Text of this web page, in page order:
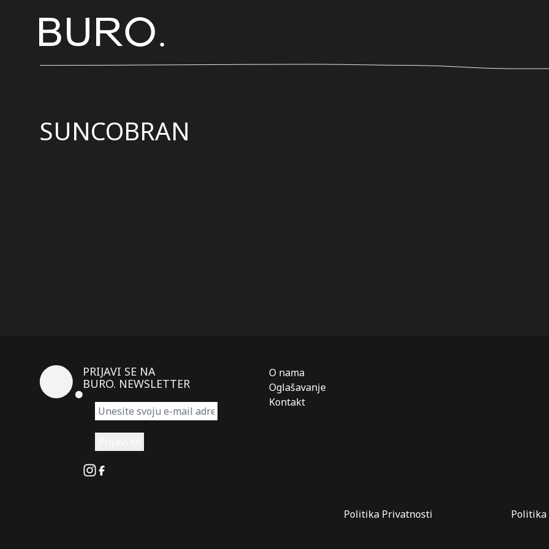
SUNCOBRAN
PRIJAVI SE NA
BURO. NEWSLETTER
Instagram
Facebook
O nama
Oglašavanje
Kontakt
Politika Privatnosti Politika